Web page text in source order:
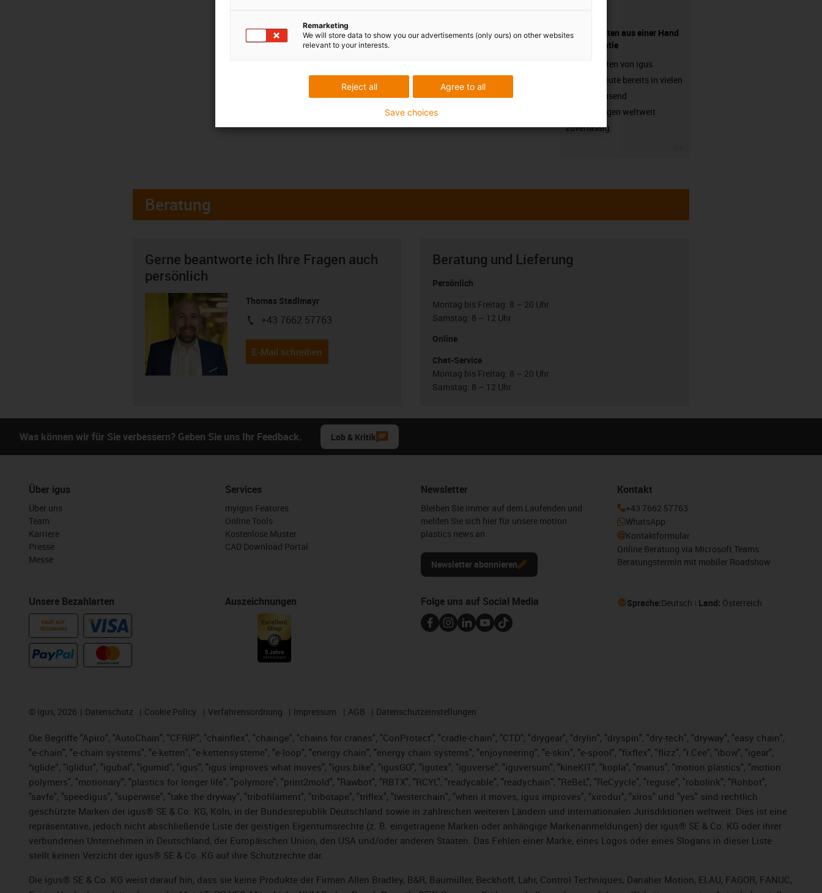
Komponenten aus einer Hand
- mit Garantie
Energieketten von igus
arbeiten heute bereits in vielen
hunderttausend
Anwendungen weltweit
zuverlässig.
Beratung
Gerne beantworte ich Ihre Fragen auch
persönlich
Thomas Stadlmayr
igus-icon-phone
+43 7662 57763
E-Mail schreiben
Beratung und Lieferung
Persönlich
Montag bis Freitag: 8 – 20 Uhr
Samstag: 8 – 12 Uhr
Online
Chat-Service
Montag bis Freitag: 8 – 20 Uhr
Samstag: 8 – 12 Uhr
Was können wir für Sie verbessern? Geben Sie uns Ihr Feedback. Lob & Kritik
Über igus
Über uns
Team
Karriere
Presse
Messe
Unsere Bezahlarten
KAUF AUF
RECHNUNG
Services
myigus Features
Online Tools
Kostenlose Muster
CAD Download Portal
Auszeichnungen
Newsletter
Bleiben Sie immer auf dem Laufenden und
melden Sie sich hier für unsere motion
plastics news an.
Newsletter abonnieren
Kontakt
+43 7662 57763
WhatsApp
Kontaktformular
Online Beratung via Microsoft Teams
Beratungstermin mit mobiler Roadshow
Folge uns auf Social Media Sprache:Deutsch Land: Österreich
© igus, 2026 Datenschutz Cookie Policy Verfahrensordnung Impressum AGB Datenschutzeinstellungen
Die Begriffe "Apiro", "AutoChain", "CFRIP", "chainflex", "chainge", "chains for cranes", "ConProtect", "cradle-chain", "CTD", "drygear", "drylin", "dryspin", "dry-tech", "dryway", "easy chain",
"e-chain", "e-chain systems", "e-ketten", "e-kettensysteme", "e-loop", "energy chain", "energy chain systems", "enjoyneering", "e-skin", "e-spool", "fixflex", "flizz", "i.Cee", "ibow", "igear",
“iglide”, "iglidur", "igubal", "igumid", "igus", "igus improves what moves", "igus:bike", "igusGO", "igutex", "iguverse", "iguversum", "kineKIT", "kopla", "manus", "motion plastics", "motion
polymers", "motionary", "plastics for longer life", "polymore", "print2mold", "Rawbot", "RBTX", "RCYL", "readycable", "readychain", "ReBeL", "ReCyycle", "reguse", "robolink", "Rohbot",
"savfe", "speedigus", "superwise", "take the dryway", "tribofilament", "tribotape", "triflex", "twisterchain", "when it moves, igus improves", "xirodur", "xiros" und "yes" sind rechtlich
geschützte Marken der igus® SE & Co. KG, Köln, in der Bundesrepublik Deutschland sowie in zahlreichen weiteren Ländern und internationalen Jurisdiktionen weltweit. Dies ist eine
repräsentative, jedoch nicht abschließende Liste der geistigen Eigentumsrechte (z. B. eingetragene Marken oder anhängige Markenanmeldungen) der igus® SE & Co. KG oder ihrer
verbundenen Unternehmen in Deutschland, der Europäischen Union, den USA und/oder anderen Staaten. Das Fehlen einer Marke, eines Logos oder eines Slogans in dieser Liste
stellt keinen Verzicht der igus® SE & Co. KG auf ihre Schutzrechte dar.
Die igus® SE & Co. KG weist darauf hin, dass sie keine Produkte der Firmen Allen Bradley, B&R, Baumüller, Beckhoff, Lahr, Control Techniques, Danaher Motion, ELAU, FAGOR, FANUC,
Remarketing
We will store data to show you our advertisements (only ours) on other websites
relevant to your interests.
Agree to all
Reject all
Save choices